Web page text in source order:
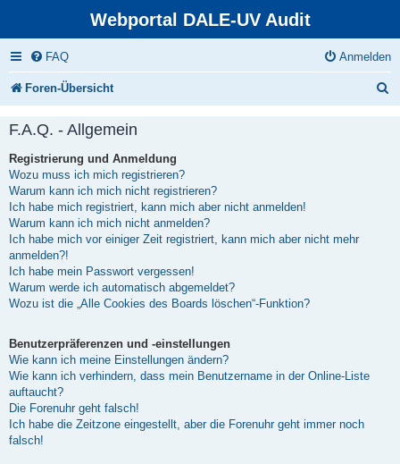
Webportal DALE-UV Audit
FAQ Anmelden
Foren-Übersicht
F.A.Q. - Allgemein
Registrierung und Anmeldung
Wozu muss ich mich registrieren?
Warum kann ich mich nicht registrieren?
Ich habe mich registriert, kann mich aber nicht anmelden!
Warum kann ich mich nicht anmelden?
Ich habe mich vor einiger Zeit registriert, kann mich aber nicht mehr
anmelden?!
Ich habe mein Passwort vergessen!
Warum werde ich automatisch abgemeldet?
Wozu ist die „Alle Cookies des Boards löschen“-Funktion?
Benutzerpräferenzen und -einstellungen
Wie kann ich meine Einstellungen ändern?
Wie kann ich verhindern, dass mein Benutzername in der Online-Liste
auftaucht?
Die Forenuhr geht falsch!
Ich habe die Zeitzone eingestellt, aber die Forenuhr geht immer noch
falsch!